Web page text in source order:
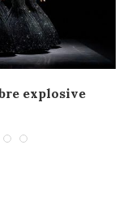
explosive